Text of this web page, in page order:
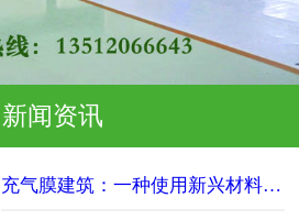
新闻资讯
充气膜建筑：一种使用新兴材料构筑的建筑